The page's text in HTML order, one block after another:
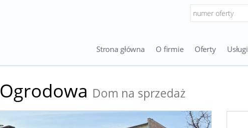
Strona główna O firmie Oferty Usługi
Ogrodowa Dom na sprzedaż